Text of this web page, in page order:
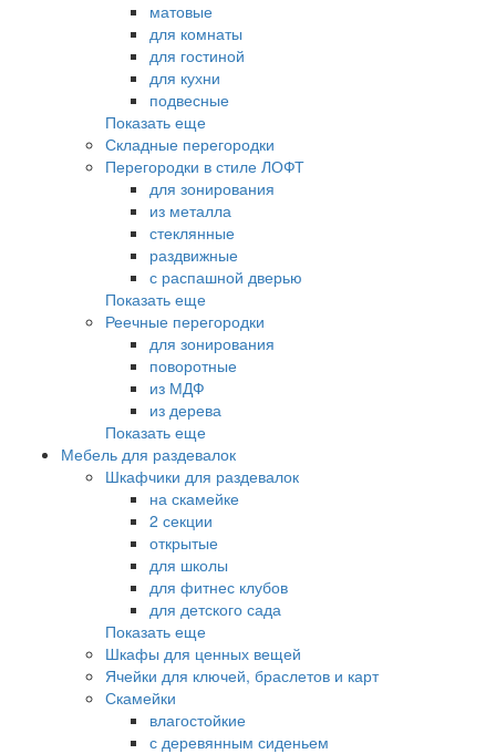
матовые
для комнаты
для гостиной
для кухни
подвесные
Показать еще
Складные перегородки
Перегородки в стиле ЛОФТ
для зонирования
из металла
стеклянные
раздвижные
с распашной дверью
Показать еще
Реечные перегородки
для зонирования
поворотные
из МДФ
из дерева
Показать еще
Мебель для раздевалок
Шкафчики для раздевалок
на скамейке
2 секции
открытые
для школы
для фитнес клубов
для детского сада
Показать еще
Шкафы для ценных вещей
Ячейки для ключей, браслетов и карт
Скамейки
влагостойкие
с деревянным сиденьем